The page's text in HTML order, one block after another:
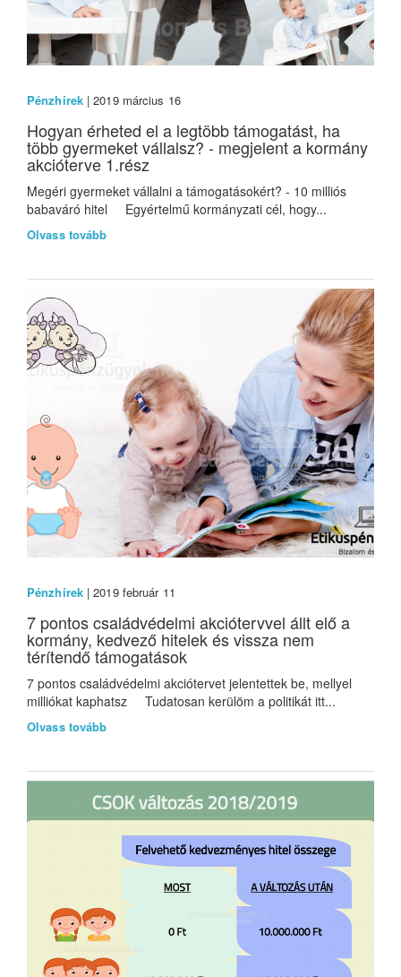
Pénzhírek| 2019 március 16
Hogyan érheted el a legtöbb támogatást, ha
több gyermeket vállalsz? - megjelent a kormány
akcióterve 1.rész
Megéri gyermeket vállalni a támogatásokért? - 10 milliós
babaváró hitel Egyértelmű kormányzati cél, hogy...
Olvass tovább
Pénzhírek| 2019 február 11
7 pontos családvédelmi akciótervvel állt elő a
kormány, kedvező hitelek és vissza nem
térítendő támogatások
7 pontos családvédelmi akciótervet jelentettek be, mellyel
milliókat kaphatsz Tudatosan kerülöm a politikát itt...
Olvass tovább